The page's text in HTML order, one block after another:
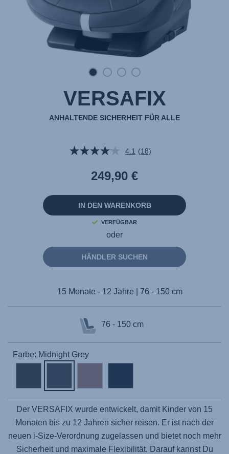
VERSAFIX
ANHALTENDE SICHERHEIT FÜR ALLE
4.1 18
lesen.
Link
derselben
Seite.
(18)
249,90 €
IN DEN WARENKORB
VERFÜGBAR
oder
HÄNDLER SUCHEN
15 Monate - 12 Jahre | 76 - 150 cm
76 - 150 cm
Farbe: Midnight Grey
Der VERSAFIX wurde entwickelt, damit Kinder von 15
Monaten bis zu 12 Jahren sicher reisen. Er ist nach der
neuen i-Size-Verordnung zugelassen und bietet noch mehr
Sicherheit und maximale Flexibilität. Darauf kannst Du